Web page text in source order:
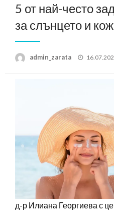
5 от най-често
за слънцето и
admin_zarata
Posted
д-р Илиана Георгиева с